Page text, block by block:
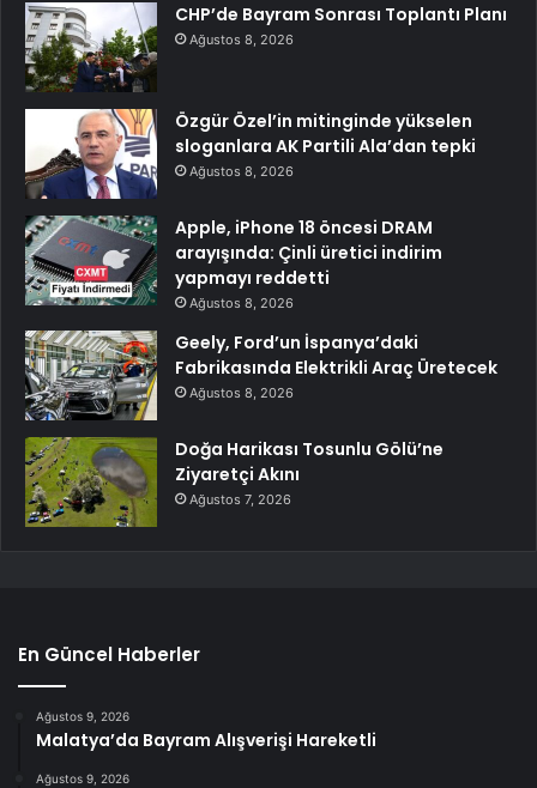
CHP’de Bayram Sonrası Toplantı Planı
Ağustos 8, 2026
Özgür Özel’in mitinginde yükselen
sloganlara AK Partili Ala’dan tepki
Ağustos 8, 2026
Apple, iPhone 18 öncesi DRAM
arayışında: Çinli üretici indirim
yapmayı reddetti
Ağustos 8, 2026
Geely, Ford’un İspanya’daki
Fabrikasında Elektrikli Araç Üretecek
Ağustos 8, 2026
Doğa Harikası Tosunlu Gölü’ne
Ziyaretçi Akını
Ağustos 7, 2026
En Güncel Haberler
Ağustos 9, 2026
Malatya’da Bayram Alışverişi Hareketli
Ağustos 9, 2026